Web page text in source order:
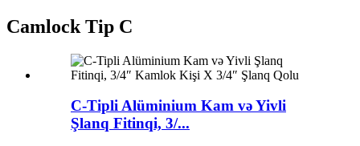
Camlock Tip C
C-Tipli Alüminium Kam və Yivli
Şlanq Fitinqi, 3/...